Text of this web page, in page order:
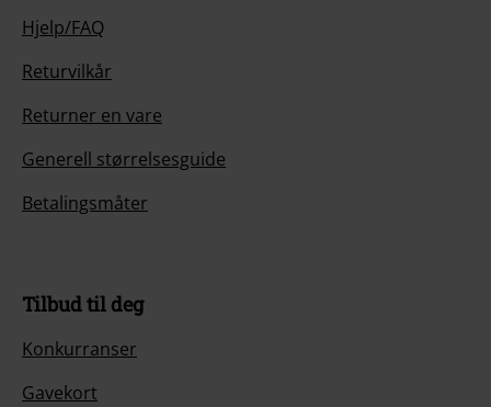
Hjelp/FAQ
Returvilkår
Returner en vare
Generell størrelsesguide
Betalingsmåter
Tilbud til deg
Konkurranser
Gavekort